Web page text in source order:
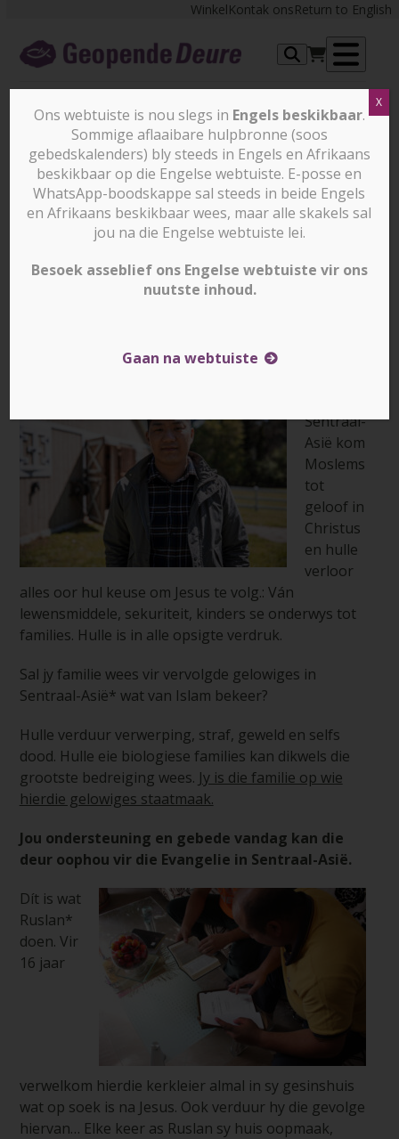
content
WinkelKontak onsReturn to English
Om Jesus in Sentraal-Asië te
kies beteken om alles te
verloor – selfs jou familie!
“In alles word ons verdruk, maar ons is nie
terneergedruk nie; ons is oor raad verleë, maar nie
nie.” (2 Kor. 4:8-9)
Sentraal-
Asië kom
Moslems
tot
geloof in
Christus
en hulle
verloor
alles oor hul keuse om Jesus te volg.: Ván
lewensmiddele, sekuriteit, kinders se onderwys tot
families. Hulle is in alle opsigte verdruk.
Sal jy familie wees vir vervolgde gelowiges in
Sentraal-Asië* wat van Islam bekeer?
Hulle verduur verwerping, straf, geweld en selfs
dood. Hulle eie biologiese families kan dikwels die
grootste bedreiging wees. Jy is die familie op wie
hierdie gelowiges staatmaak.
Jou ondersteuning en gebede vandag kan die
deur oophou vir die Evangelie in Sentraal-Asië.
Dít is wat
Ruslan*
doen. Vir
16 jaar
verwelkom hierdie kerkleier almal in sy gesinshuis
wat op soek is na Jesus. Ook verduur hy die gevolge
hiervan… Elke keer as Ruslan sy huis oopmaak,
Ons webtuiste is nou slegs in Engels beskikbaar.
Sommige aflaaibare hulpbronne (soos
gebedskalenders) bly steeds in Engels en Afrikaans
beskikbaar op die Engelse webtuiste. E-posse en
WhatsApp-boodskappe sal steeds in beide Engels
en Afrikaans beskikbaar wees, maar alle skakels sal
jou na die Engelse webtuiste lei.
Besoek asseblief ons Engelse webtuiste vir ons
nuutste inhoud.
Gaan na webtuiste
X